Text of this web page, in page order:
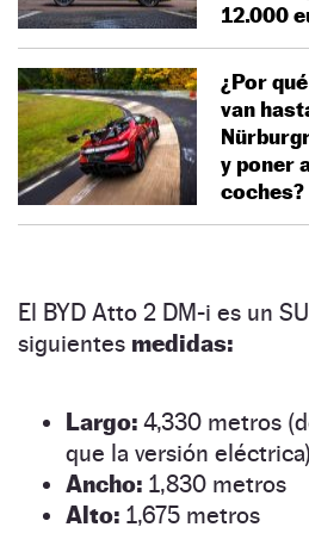
12.000
¿Por
van
y poner
coches?
El BYD Atto 2 DM-i es un
siguientes medidas:
Largo: 4,330 metros
que la versión eléctrica)
Ancho: 1,830 metros
Alto: 1,675 metros